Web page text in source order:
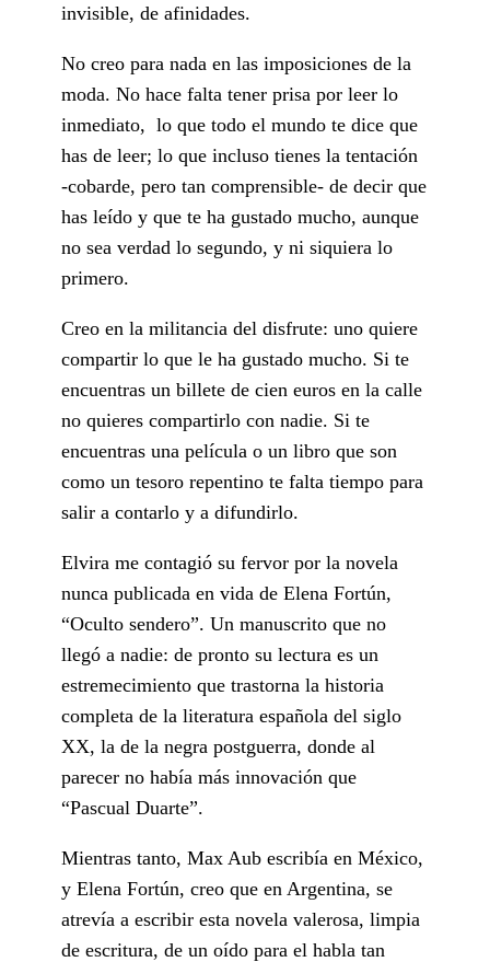
invisible, de afinidades.
No creo para nada en las imposiciones de la
moda. No hace falta tener prisa por leer lo
inmediato, lo que todo el mundo te dice que
has de leer; lo que incluso tienes la tentación
-cobarde, pero tan comprensible- de decir que
has leído y que te ha gustado mucho, aunque
no sea verdad lo segundo, y ni siquiera lo
primero.
Creo en la militancia del disfrute: uno quiere
compartir lo que le ha gustado mucho. Si te
encuentras un billete de cien euros en la calle
no quieres compartirlo con nadie. Si te
encuentras una película o un libro que son
como un tesoro repentino te falta tiempo para
salir a contarlo y a difundirlo.
Elvira me contagió su fervor por la novela
nunca publicada en vida de Elena Fortún,
“Oculto sendero”. Un manuscrito que no
llegó a nadie: de pronto su lectura es un
estremecimiento que trastorna la historia
completa de la literatura española del siglo
XX, la de la negra postguerra, donde al
parecer no había más innovación que
“Pascual Duarte”.
Mientras tanto, Max Aub escribía en México,
y Elena Fortún, creo que en Argentina, se
atrevía a escribir esta novela valerosa, limpia
de escritura, de un oído para el habla tan